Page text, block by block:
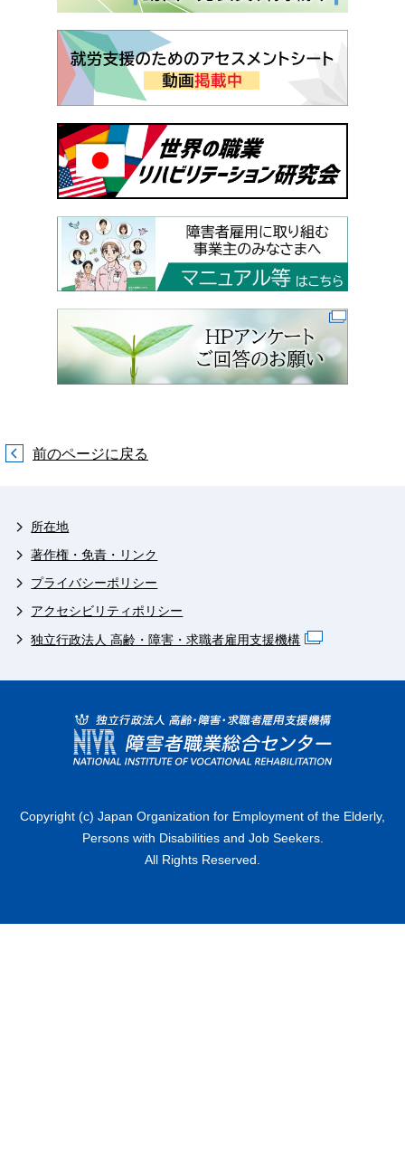
前のページに戻る
所在地
著作権・免責・リンク
プライバシーポリシー
アクセシビリティポリシー
独立行政法人 高齢・障害・求職者雇用支援機構
Copyright (c) Japan Organization for Employment of the Elderly,
Persons with Disabilities and Job Seekers.
All Rights Reserved.